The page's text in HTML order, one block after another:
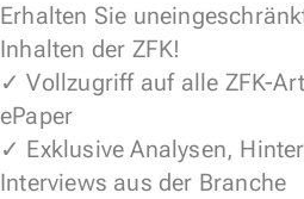
Erhalten Sie
Inhalten der ZFK!
✓ Vollzugriff auf alle ZFK-
ePaper
✓ Exklusive Analysen,
Interviews aus der Branche